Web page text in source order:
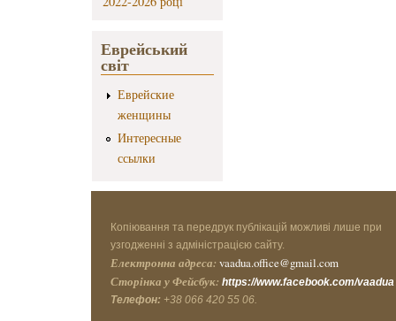
Еврейський
світ
Еврейские
женщины
Интересные
ссылки
Копіювання та передрук публікацій можливі лише при
узгодженні з адміністрацією сайту.
Електронна адреса: vaadua.office@gmail.com
Сторінка у Фейсбук: https://www.facebook.com/vaadua
Телефон: +38 066 420 55 06.